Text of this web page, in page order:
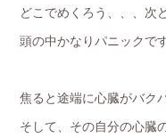
どこでめくろう、、、次
頭の中かなりパニックです
焦ると途端に心臓がバク
そして、その自分の心臓